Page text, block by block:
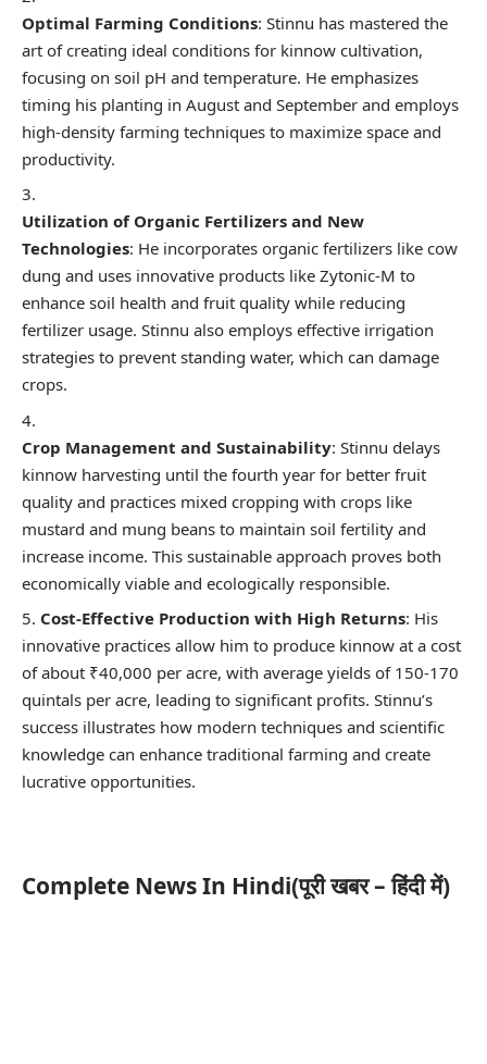
Optimal Farming Conditions: Stinnu has mastered the
art of creating ideal conditions for kinnow cultivation,
focusing on soil pH and temperature. He emphasizes
timing his planting in August and September and employs
high-density farming techniques to maximize space and
productivity.
Utilization of Organic Fertilizers and New
Technologies: He incorporates organic fertilizers like cow
dung and uses innovative products like Zytonic-M to
enhance soil health and fruit quality while reducing
fertilizer usage. Stinnu also employs effective irrigation
strategies to prevent standing water, which can damage
crops.
Crop Management and Sustainability: Stinnu delays
kinnow harvesting until the fourth year for better fruit
quality and practices mixed cropping with crops like
mustard and mung beans to maintain soil fertility and
increase income. This sustainable approach proves both
economically viable and ecologically responsible.
Cost-Effective Production with High Returns: His
innovative practices allow him to produce kinnow at a cost
of about ₹40,000 per acre, with average yields of 150-170
quintals per acre, leading to significant profits. Stinnu’s
success illustrates how modern techniques and scientific
knowledge can enhance traditional farming and create
lucrative opportunities.
Complete News In Hindi(पूरी खबर – हिंदी में)